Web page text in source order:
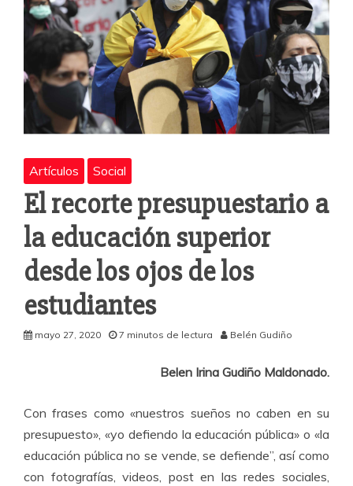
Artículos Social
El recorte presupuestario a
la educación superior
desde los ojos de los
estudiantes
mayo 27, 2020 7 minutos de lectura Belén Gudiño
Belen Irina Gudiño Maldonado.
Con frases como «nuestros sueños no caben en su
presupuesto», «yo defiendo la educación pública» o «la
educación pública no se vende, se defiende”, así como
con fotografías, videos, post en las redes sociales,